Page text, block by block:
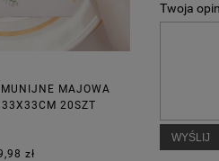
MAJOWA
20SZT
zł
Twoja
WYŚLIJ